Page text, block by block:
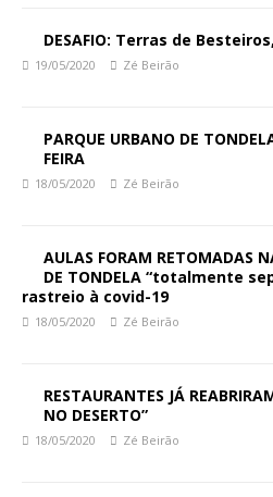
DESAFIO: Terras de
19/05/2020 Zé Beirão
PARQUE URBANO DE
FEIRA
18/05/2020 Zé Beirão
AULAS FORAM RETOMADAS
DE TONDELA “totalmente
rastreio à covid-19
18/05/2020 Zé Beirão
RESTAURANTES JÁ
NO DESERTO”
18/05/2020 Zé Beirão